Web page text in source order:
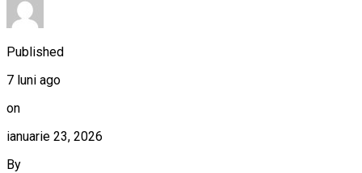
Published
7 luni ago
on
ianuarie 23, 2026
By